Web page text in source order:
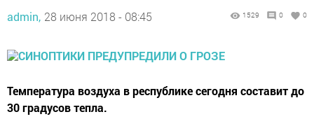
admin, 28 июня 2018 - 08:45 1529 0 0
Температура воздуха в республике сегодня составит до
30 градусов тепла.